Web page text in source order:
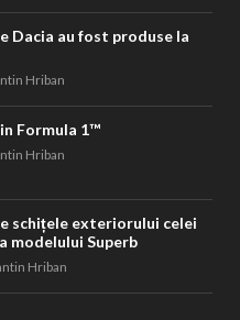
Dacia au fost produse la
Hriban
Formula 1™
Hriban
schițele exteriorului celei
modelului Superb
Hriban